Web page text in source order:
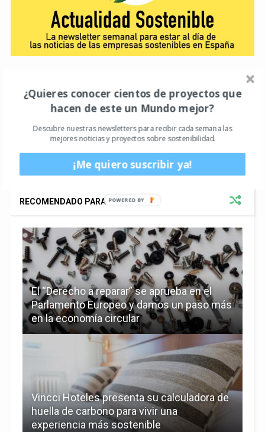
Medio Ambiente 122 Portada 181
RECOMENDADO PARA TÍ
El “Derecho a reparar” se aprueba en el
Parlamento Europeo y damos un paso más
en la economía circular
Vincci Hoteles presenta su calculadora de
huella de carbono para vivir una
experiencia más sostenible
¿Quieres conocer cientos de proyectos que
hacen de este un Mundo mejor?
Descubre nuestras newsletters para recibir cada semana las
mejores noticias y proyectos sobre sostenibilidad.
¡Me quiero suscribir ya!
POWERED